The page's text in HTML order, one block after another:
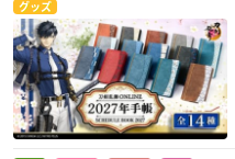
グッズ